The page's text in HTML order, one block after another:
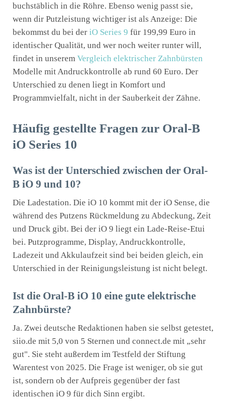
buchstäblich in die Röhre. Ebenso wenig passt sie,
wenn dir Putzleistung wichtiger ist als Anzeige: Die
bekommst du bei der iO Series 9 für 199,99 Euro in
identischer Qualität, und wer noch weiter runter will,
findet in unserem Vergleich elektrischer Zahnbürsten
Modelle mit Andruckkontrolle ab rund 60 Euro. Der
Unterschied zu denen liegt in Komfort und
Programmvielfalt, nicht in der Sauberkeit der Zähne.
Häufig gestellte Fragen zur Oral-B
iO Series 10
Was ist der Unterschied zwischen der Oral-
B iO 9 und 10?
Die Ladestation. Die iO 10 kommt mit der iO Sense, die
während des Putzens Rückmeldung zu Abdeckung, Zeit
und Druck gibt. Bei der iO 9 liegt ein Lade-Reise-Etui
bei. Putzprogramme, Display, Andruckkontrolle,
Ladezeit und Akkulaufzeit sind bei beiden gleich, ein
Unterschied in der Reinigungsleistung ist nicht belegt.
Ist die Oral-B iO 10 eine gute elektrische
Zahnbürste?
Ja. Zwei deutsche Redaktionen haben sie selbst getestet,
siio.de mit 5,0 von 5 Sternen und connect.de mit „sehr
gut". Sie steht außerdem im Testfeld der Stiftung
Warentest von 2025. Die Frage ist weniger, ob sie gut
ist, sondern ob der Aufpreis gegenüber der fast
identischen iO 9 für dich Sinn ergibt.